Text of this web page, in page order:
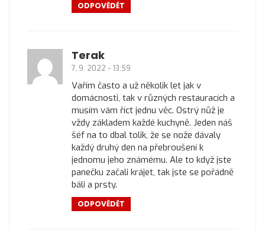
ODPOVĚDĚT
Terak
7. 9. 2022 - 13:59
Vařím často a už několik let jak v
domácnosti, tak v různých restauracích a
musím vám říct jednu věc. Ostrý nůž je
vždy základem každé kuchyně. Jeden náš
šéf na to dbal tolik, že se nože dávaly
každý druhý den na přebroušení k
jednomu jeho známému. Ale to když jste
panečku začali krájet, tak jste se pořádně
báli a prsty.
ODPOVĚDĚT